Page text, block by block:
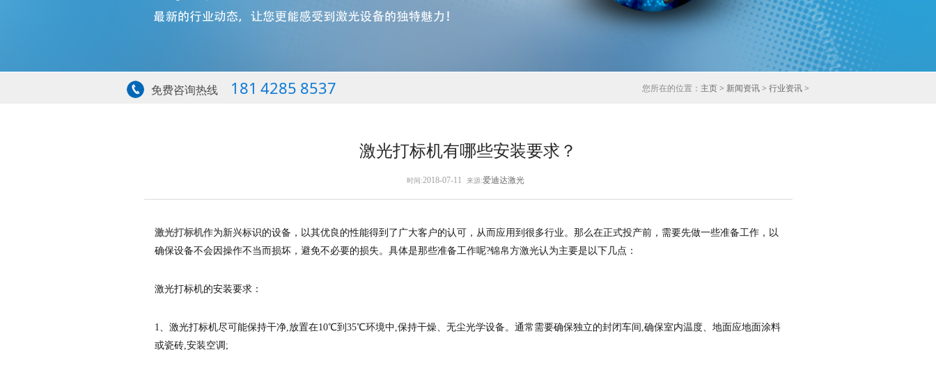
免费咨询热线 181 4285 8537 您所在的位置： 主页> 新闻资讯> 行业资讯>
激光打标机有哪些安装要求？
时间:2018-07-11 来源:爱迪达激光
激光打标机作为新兴标识的设备，以其优良的性能得到了广大客户的认可，从而应用到很多行业。那么在正式投产前，需要先做一些准备工作，以
确保设备不会因操作不当而损坏，避免不必要的损失。具体是那些准备工作呢?锦帛方激光认为主要是以下几点：
激光打标机的安装要求：
1、激光打标机尽可能保持干净,放置在10℃到35℃环境中,保持干燥、无尘光学设备。通常需要确保独立的封闭车间,确保室内温度、地面应地面涂料
或瓷砖,安装空调;